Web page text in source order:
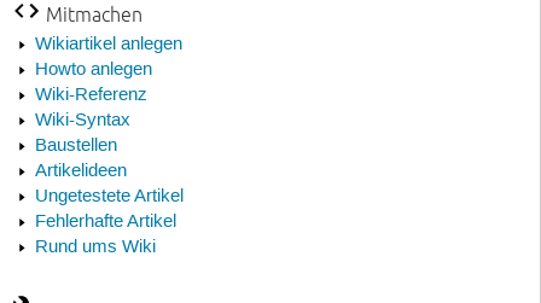
Mitmachen
Wikiartikel anlegen
Howto anlegen
Wiki-Referenz
Wiki-Syntax
Baustellen
Artikelideen
Ungetestete Artikel
Fehlerhafte Artikel
Rund ums Wiki